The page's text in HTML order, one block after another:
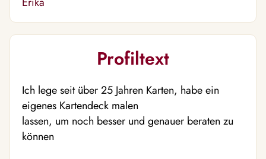
Profiltext
Ich lege seit über 25 Jahren Karten, habe ein
eigenes Kartendeck malen
lassen, um noch besser und genauer beraten zu
können